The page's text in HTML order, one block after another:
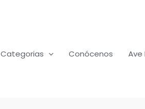
Categorias Conócenos Ave